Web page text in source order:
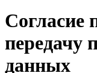
Согласие
передачу
данных